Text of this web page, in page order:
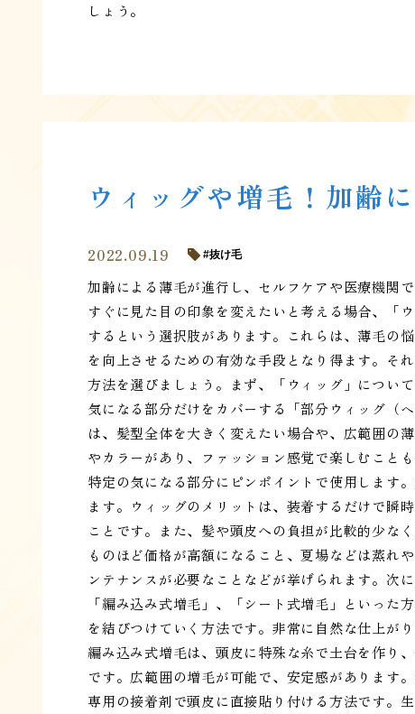
しょう。
ウィッグや増毛！加齢
2022.09.19 抜け毛
加齢による薄毛が進行し、セルフケアや医療機関
すぐに見た目の印象を変えたいと考える場合、「
するという選択肢があります。これらは、薄毛の
を向上させるための有効な手段となり得ます。そ
方法を選びましょう。まず、「ウィッグ」につい
気になる部分だけをカバーする「部分ウィッグ（
は、髪型全体を大きく変えたい場合や、広範囲の
やカラーがあり、ファッション感覚で楽しむこと
特定の気になる部分にピンポイントで使用します
ます。ウィッグのメリットは、装着するだけで瞬
ことです。また、髪や頭皮への負担が比較的少な
ものほど価格が高額になること、夏場などは蒸れ
ンテナンスが必要なことなどが挙げられます。次
「編み込み式増毛」、「シート式増毛」といっ
を結びつけていく方法です。非常に自然な仕上が
編み込み式増毛は、頭皮に特殊な糸で土台を作り
です。広範囲の増毛が可能で、安定感があります
専用の接着剤で頭皮に直接貼り付ける方法です。